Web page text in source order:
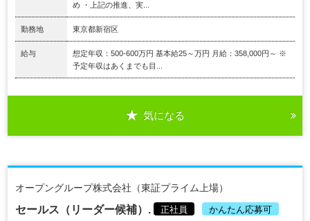
め ・上記の推進、実...
勤務地 東京都新宿区
給与
想定年収：500-600万円 基本給25～万円 月給：358,000円～ ※
予定年収はあくまでも目...
気になる
オープングループ株式会社（東証プライム上場）
セールス（リーダー候補）. 正社員 かんたん応募可